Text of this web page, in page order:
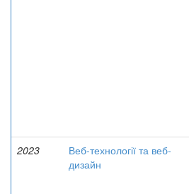
2023
Веб-технології та веб-
дизайн